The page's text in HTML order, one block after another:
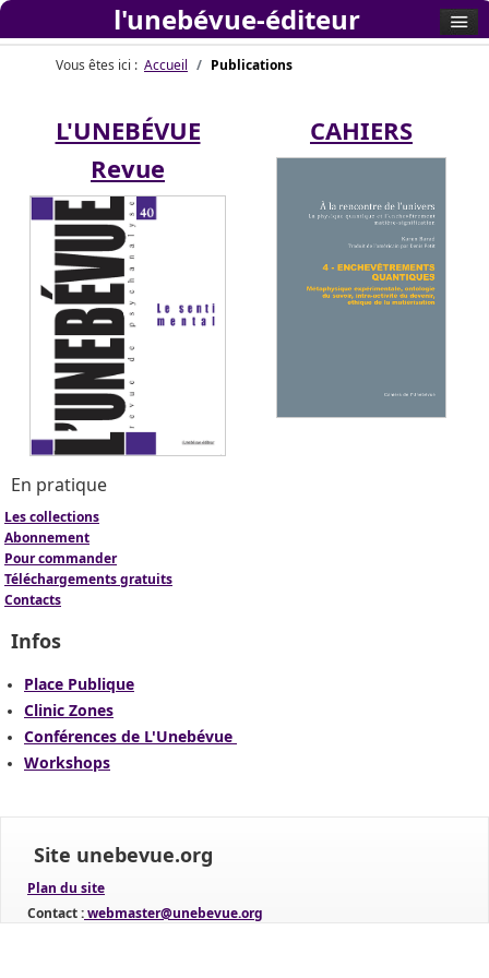
Vous êtes ici : Accueil Publications
L'UNEBÉVUE
Revue
CAHIERS
En pratique
Les collections
Abonnement
Pour commander
Téléchargements gratuits
Contacts
Infos
Place Publique
Clinic Zones
Conférences de L'Unebévue
Workshops
Site unebevue.org
Plan du site
Contact :webmaster@unebevue.org
l'unebévue-éditeur